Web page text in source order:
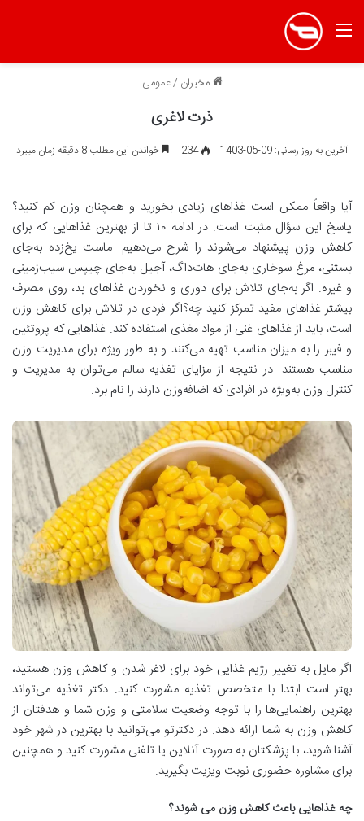
منو
مخبران /عمومی
ذرت لاغری
آخرین به روز رسانی: 09-05-1403 234 خواندن این مطلب 8 دقیقه زمان میبرد
آیا واقعاً ممکن است غذاهای زیادی بخورید و همچنان وزن کم کنید؟
پاسخ این سؤال مثبت است. در ادامه ۱۰ تا از بهترین غذاهایی که برای
کاهش وزن پیشنهاد می‌شوند را شرح می‌دهیم. ماست یخ‌زده به‌جای
بستنی، مرغ سوخاری به‌جای هات‌داگ، آجیل به‌جای چیپس سیب‌زمینی
و غیره. اگر به‌جای تلاش برای دوری و نخوردن غذاهای بد، روی مصرف
بیشتر غذاهای مفید تمرکز کنید چه؟اگر فردی در تلاش برای کاهش وزن
است، باید از غذاهای غنی از مواد مغذی استفاده کند. غذاهایی که پروتئین
و فیبر را به میزان مناسب تهیه می‌کنند و به طور ویژه برای مدیریت وزن
مناسب هستند. در نتیجه از مزایای تغذیه سالم می‌توان به مدیریت و
کنترل وزن به‌ویژه در افرادی که اضافه‌وزن دارند را نام برد.
اگر مایل به تغییر رژیم غذایی خود برای لاغر شدن و کاهش وزن هستید،
بهتر است ابتدا با متخصص تغذیه مشورت کنید. دکتر تغذیه می‌تواند
بهترین راهنمایی‌ها را با توجه وضعیت سلامتی و وزن شما و هدفتان از
کاهش وزن به شما ارائه دهد. در دکترتو می‌توانید با بهترین در شهر خود
آشنا شوید، با پزشکتان به صورت آنلاین یا تلفنی مشورت کنید و همچنین
برای مشاوره حضوری نوبت ویزیت بگیرید.
چه غذاهایی باعث کاهش وزن می شوند؟